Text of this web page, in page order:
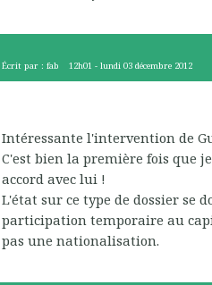
Écrit par : fab 12h01 -lundi 03 décembre 2012
Intéressante l'intervention de
C'est bien la première fois que
accord avec lui !
L'état sur ce type de dossier se
participation temporaire au
pas une nationalisation.